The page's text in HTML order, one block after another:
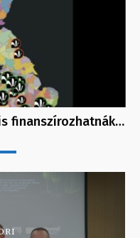
finanszírozhatnák…